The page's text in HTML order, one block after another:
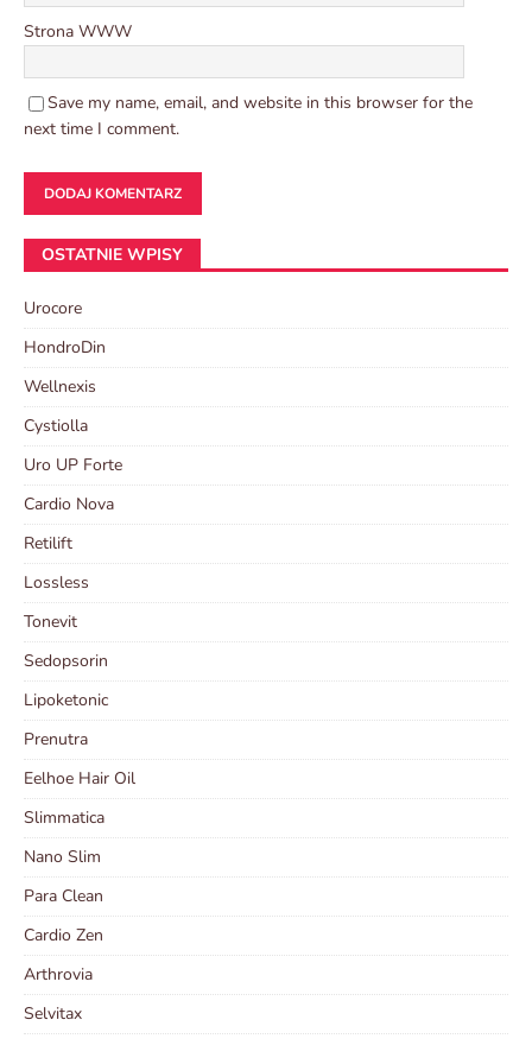
Strona WWW
Save my name, email, and website in this browser for the
next time I comment.
OSTATNIE WPISY
Urocore
HondroDin
Wellnexis
Cystiolla
Uro UP Forte
Cardio Nova
Retilift
Lossless
Tonevit
Sedopsorin
Lipoketonic
Prenutra
Eelhoe Hair Oil
Slimmatica
Nano Slim
Para Clean
Cardio Zen
Arthrovia
Selvitax